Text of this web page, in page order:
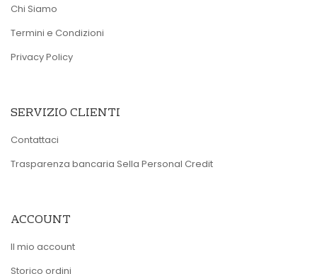
Chi Siamo
Termini e Condizioni
Privacy Policy
SERVIZIO CLIENTI
Contattaci
Trasparenza bancaria Sella Personal Credit
ACCOUNT
Il mio account
Storico ordini